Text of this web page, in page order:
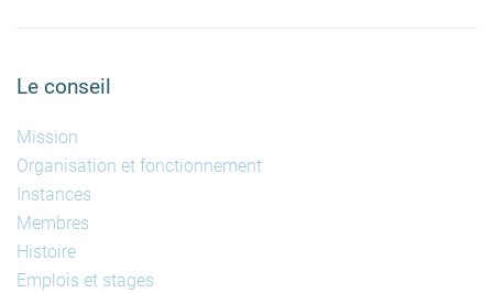
Le conseil
Mission
Organisation et fonctionnement
Instances
Membres
Histoire
Emplois et stages